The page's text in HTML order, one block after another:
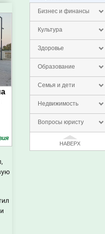
Бизнес и финансы
Культура
Здоровье
Образование
Семья и дети
Недвижимость
Вопросы юристу
НАВЕРХ